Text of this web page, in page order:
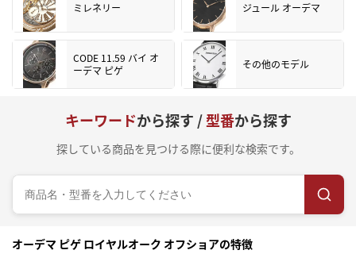
ミレネリー ジュール オーデマ
CODE 11.59 バイ オ
ーデマ ピゲ
その他のモデル
キーワードから探す /型番から探す
探している商品を見つける際に便利な検索です。
オーデマ ピゲ ロイヤルオーク オフショアの特徴